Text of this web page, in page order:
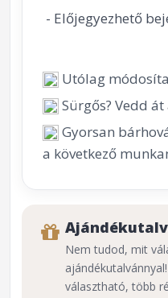
- Előjegyezhető
Utólag
Sürgős? Vedd
Gyorsan
a következő
Nem tudod, mit
választható, több